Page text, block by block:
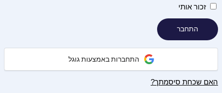
זכור אותי
התחברות באמצעות גוגל
האם שכחת סיסמתך?